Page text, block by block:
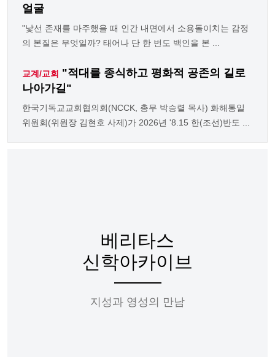
얼굴
"낯선 존재를 마주했을 때 인간 내면에서 소용돌이치는 감정
의 본질은 무엇일까? 태어나 단 한 번도 백인을 본 ...
교계/교회 "적대를 종식하고 평화적 공존의 길로
나아가길"
한국기독교교회협의회(NCCK, 총무 박승렬 목사) 화해통일
위원회(위원장 김현호 사제)가 2026년 '8.15 한(조선)반도 ...
베리타스
신학아카이브
지성과 영성의 만남